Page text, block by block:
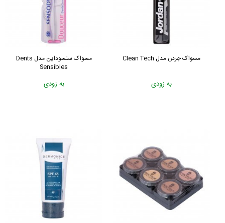
مسواک جردن مدل Clean Tech
به زودی
مسواک سنسوداین مدل Dents
Sensibles
به زودی